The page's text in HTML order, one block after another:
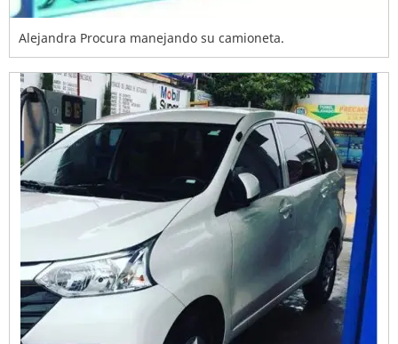
Alejandra Procura manejando su camioneta.